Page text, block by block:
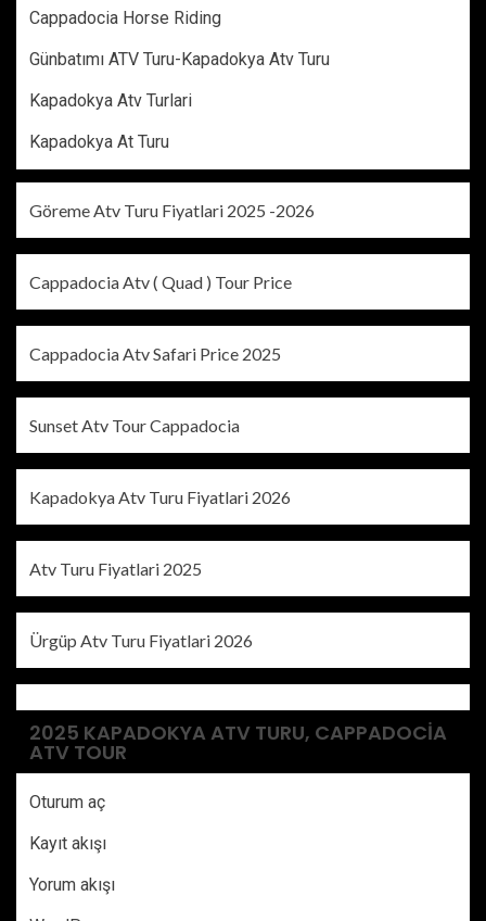
Cappadocia Horse Riding
Günbatımı ATV Turu-Kapadokya Atv Turu
Kapadokya Atv Turlari
Kapadokya At Turu
Göreme Atv Turu Fiyatlari 2025 -2026
Cappadocia Atv ( Quad ) Tour Price
Cappadocia Atv Safari Price 2025
Sunset Atv Tour Cappadocia
Kapadokya Atv Turu Fiyatlari 2026
Atv Turu Fiyatlari 2025
Ürgüp Atv Turu Fiyatlari 2026
2025 KAPADOKYA ATV TURU, CAPPADOCIA
ATV TOUR
Oturum aç
Kayıt akışı
Yorum akışı